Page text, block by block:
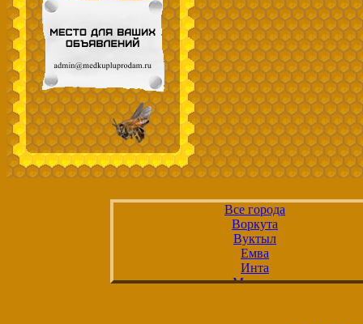
Все города
Воркута
Вуктыл
Емва
Инта
Микунь